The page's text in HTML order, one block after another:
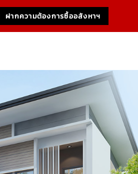
ฝากความต้องการซื้ออสังหาฯ